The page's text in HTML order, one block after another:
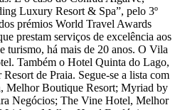
Luxury Resort & Spa”, pelo 3º
prémios World Travel Awards
prestam serviços de excelência aos
turismo, há mais de 20 anos. O Vila
Também o Hotel Quinta do Lago,
de Praia. Segue-se a lista com
Melhor Boutique Resort; Myriad by
Negócios; The Vine Hotel, Melhor